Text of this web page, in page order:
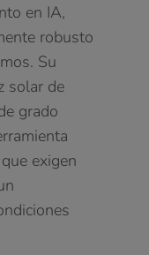
en IA,
robusto
Su
solar de
grado
exigen